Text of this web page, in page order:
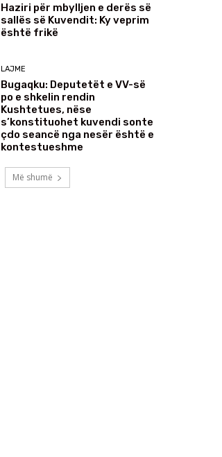
Haziri për mbylljen e derës së
sallës së Kuvendit: Ky veprim
është frikë
LAJME
Bugaqku: Deputetët e VV-së
po e shkelin rendin
Kushtetues, nëse
s’konstituohet kuvendi sonte
çdo seancë nga nesër është e
kontestueshme
Më shumë